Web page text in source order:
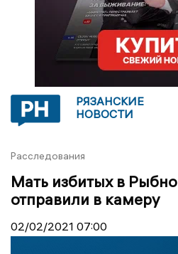
РЯЗАНСКИЕ
НОВОСТИ
Расследования
Мать избитых в
отправили в камеру
02/02/2021 07:00